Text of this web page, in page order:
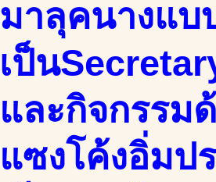
มาลุคนางแบ
เป็น
และกิจกรรม
แซงโค้งอิ่มป